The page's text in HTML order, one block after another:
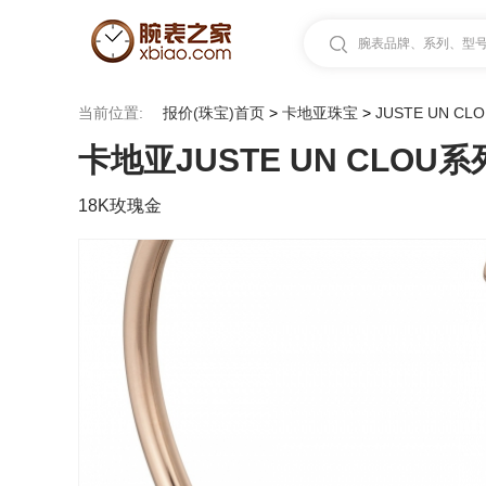
腕表品牌、系列、型
当前位置: 报价(珠宝)首页 > 卡地亚珠宝 > JUSTE UN
卡地亚JUSTE UN CLOU系
18K玫瑰金